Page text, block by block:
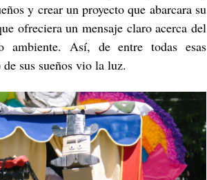
y crear un proyecto que abarcara su
ofreciera un mensaje claro acerca del
ambiente. Así, de entre todas esas
sus sueños vio la luz.